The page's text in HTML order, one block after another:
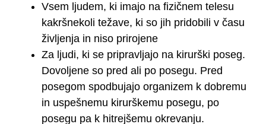
Vsem ljudem, ki imajo na fizičnem telesu
kakršnekoli težave, ki so jih pridobili v času
življenja in niso prirojene
Za ljudi, ki se pripravljajo na kirurški poseg.
Dovoljene so pred ali po posegu. Pred
posegom spodbujajo organizem k dobremu
in uspešnemu kirurškemu posegu, po
posegu pa k hitrejšemu okrevanju.